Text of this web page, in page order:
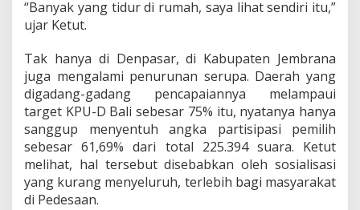
“Banyak yang tidur di rumah, saya lihat sendiri itu,”
ujar Ketut.
Tak hanya di Denpasar, di Kabupaten Jembrana
juga mengalami penurunan serupa. Daerah yang
digadang-gadang pencapaiannya melampaui
target KPU-D Bali sebesar 75% itu, nyatanya hanya
sanggup menyentuh angka partisipasi pemilih
sebesar 61,69% dari total 225.394 suara. Ketut
melihat, hal tersebut disebabkan oleh sosialisasi
yang kurang menyeluruh, terlebih bagi masyarakat
di Pedesaan.